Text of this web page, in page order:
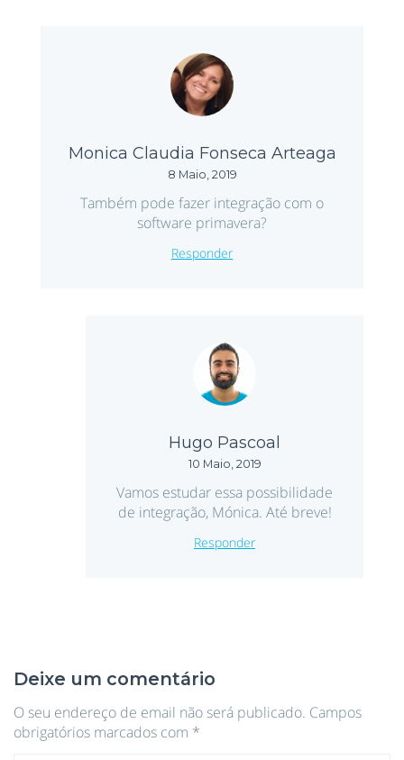
Monica Claudia Fonseca Arteaga
8 Maio, 2019
Também pode fazer integração com o
software primavera?
Responder
Hugo Pascoal
10 Maio, 2019
Vamos estudar essa possibilidade
de integração, Mónica. Até breve!
Responder
Deixe um comentário
O seu endereço de email não será publicado. Campos
obrigatórios marcados com *